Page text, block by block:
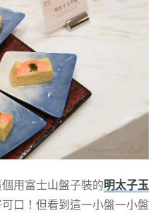
用富士山盤子裝的明太子玉
口！但看到這一小盤一小盤